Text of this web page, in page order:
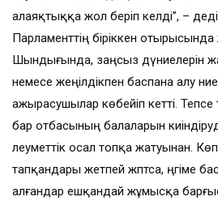
алаяқтыққа жол беріп келді”, –
Парламенттің біріккен
Шындығында, заңсыз дүниелерін
немесе жеңілдікпен баспана алу
ажырасушылар көбейіп кетті.
бар отбасының балаларын
әлеуметтік осал топқа жатуынан.
тапқандары жетпей жптса, әңгіме
алғандар ешқандай жұмысқа